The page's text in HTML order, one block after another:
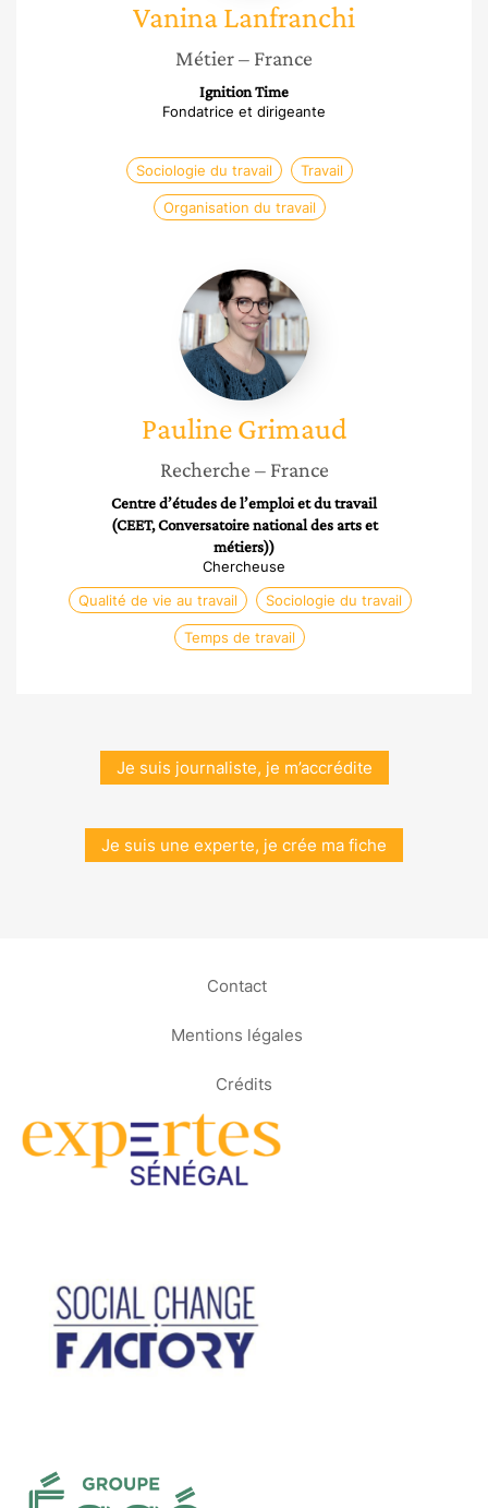
VaninaLanfranchi
Métier– France
Ignition Time
Fondatrice et dirigeante
Sociologie du travail Travail
Organisation du travail
Pauline
Grimaud
Pauline Grimaud
Recherche – France
Centre d’études de l’emploi et du travail
(CEET, Conversatoire national des arts et
métiers))
Chercheuse
Qualité de vie au travail
Sociologie du travail
Temps de travail
Je suis journaliste, je m’accrédite
Je suis une experte, je crée ma fiche
Contact
Mentions légales
Crédits